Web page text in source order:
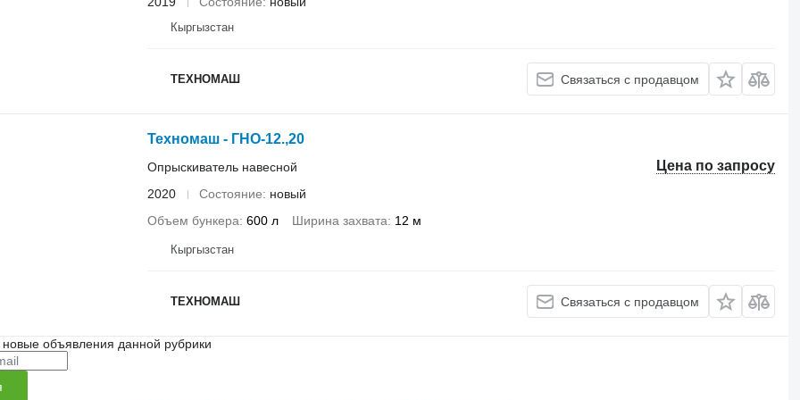
Кыргызстан
ТЕХНОМАШ Связаться с продавцом
Техномаш - ГНО-12.,20
Цена по запросу
Опрыскиватель навесной
2020
Состояние
новый
Объем бункера 600 л Ширина захвата 12 м
Кыргызстан
ТЕХНОМАШ Связаться с продавцом
объявления данной рубрики